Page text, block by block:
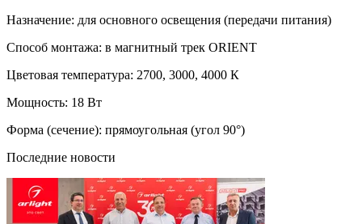
Назначение: для основного освещения (передачи питания)
Способ монтажа: в магнитный трек ORIENT
Цветовая температура: 2700, 3000, 4000 К
Мощность: 18 Вт
Форма (сечение): прямоугольная (угол 90°)
Последние новости